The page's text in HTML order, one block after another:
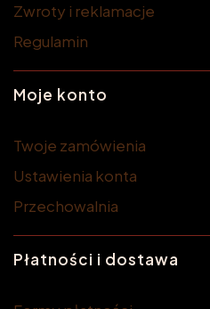
Zwroty i reklamacje
Regulamin
Moje konto
Twoje zamówienia
Ustawienia konta
Przechowalnia
Płatności i dostawa